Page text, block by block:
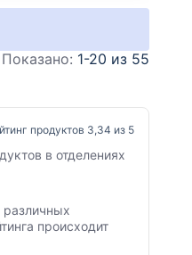
Показано: 1-20 из 55
продуктов 3,34 из 5
в отделениях
различных
происходит